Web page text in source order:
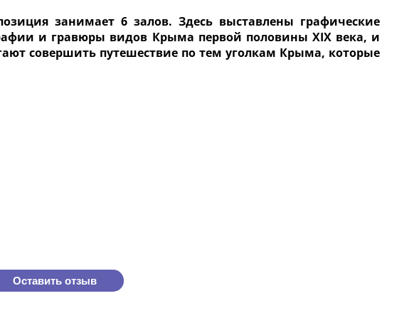
занимает 6 залов. Здесь выставлены графические
и гравюры видов Крыма первой половины XIX века, и
совершить путешествие по тем уголкам Крыма, которые
Оставить отзыв